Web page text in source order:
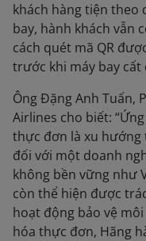
khách hàng tiện
bay, hành khách vẫn
cách quét mã QR
trước khi máy bay cất
Ông Đặng Anh Tuấn,
Airlines cho biết:
thực đơn là xu hướng
đối với một doanh
không bền vững như
còn thể hiện được
hoạt động bảo vệ
hóa thực đơn, Hãng